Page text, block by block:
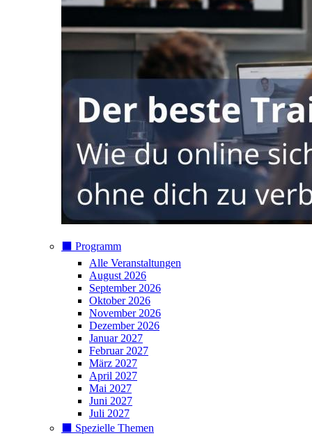
⬛️ Programm
Alle Veranstaltungen
August 2026
September 2026
Oktober 2026
November 2026
Dezember 2026
Januar 2027
Februar 2027
März 2027
April 2027
Mai 2027
Juni 2027
Juli 2027
⬛️ Spezielle Themen